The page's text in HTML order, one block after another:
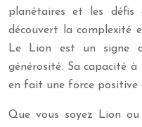
planétaires et les défis
découvert la complexité
Le Lion est un signe
générosité. Sa capacité
en fait une force positive
Que vous soyez Lion